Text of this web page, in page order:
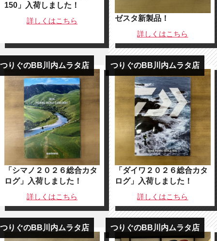
150」入荷しました！
詳しくはこちら
ゼスタ新製品！
詳しくはこちら
つりぐのBB川内ムラタ店
「シマノ２０２６総合カタ
ログ」入荷しました！
詳しくはこちら
つりぐのBB川内ムラタ店
「ダイワ２０２６総合カタ
ログ」入荷しました！
詳しくはこちら
つりぐのBB川内ムラタ店 つりぐのBB川内ムラタ店